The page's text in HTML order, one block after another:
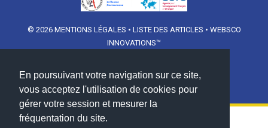
En poursuivant votre navigation sur ce site,
vous acceptez l'utilisation de cookies pour
gérer votre session et mesurer la
fréquentation du site.
© 2026 MENTIONS LÉGALES • LISTE DES ARTICLES • WEBSCO
INNOVATIONS™